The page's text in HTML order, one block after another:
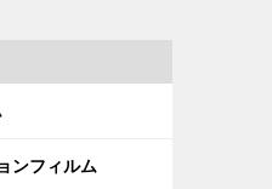
ンフィルム